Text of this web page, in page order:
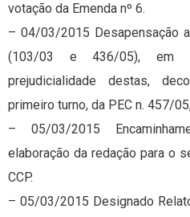
votação da Emenda nº 6.
– 04/03/2015 Desapensação
(103/03 e 436/05), em
prejudicialidade destas,
primeiro turno, da PEC n. 457/
– 05/03/2015
elaboração da redação para o
CCP.
– 05/03/2015 Designado